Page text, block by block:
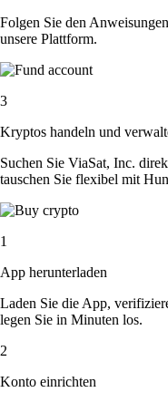
Folgen Sie den
unsere Plattform.
3
Kryptos handeln und
Suchen Sie ViaSat, Inc.
tauschen Sie flexibel mit
1
App herunterladen
Laden Sie die App,
legen Sie in Minuten los.
2
Konto einrichten